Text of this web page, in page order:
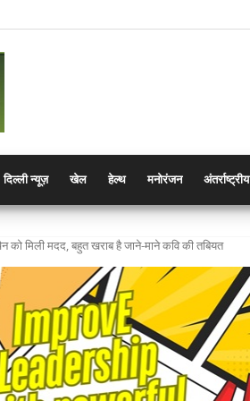
दिल्ली न्यूज़ खेल हेल्थ मनोरंजन अंतर्राष्ट्रीय
को मिली मदद, बहुत खराब है जाने-माने कवि की तबियत